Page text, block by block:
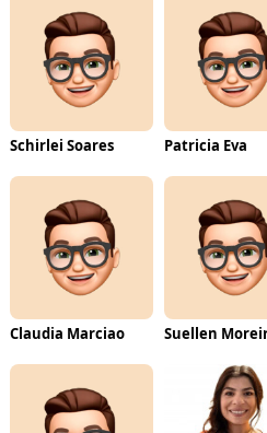
Schirlei Soares Patricia Eva
Claudia Marciao